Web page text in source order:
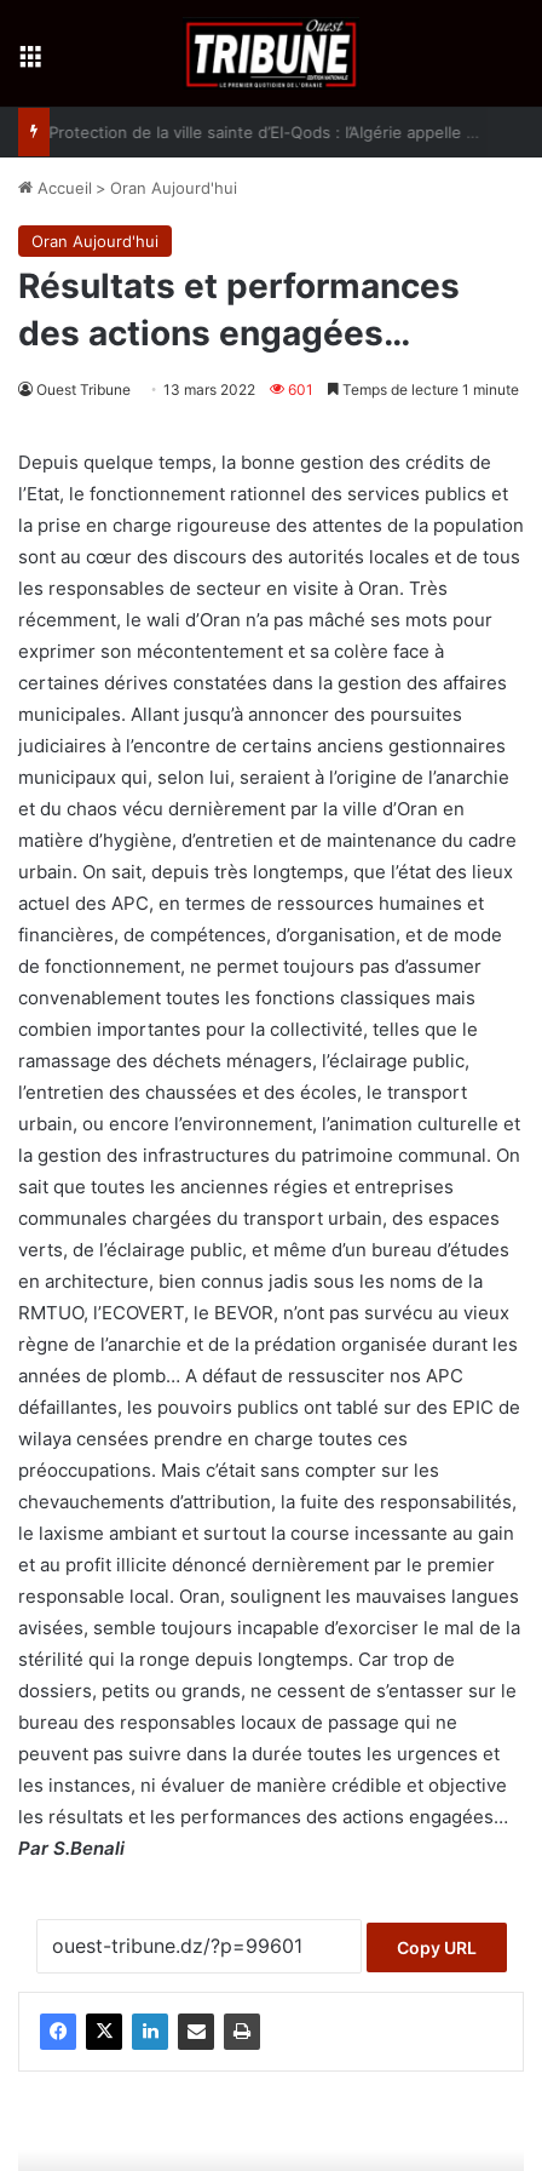
Accueil > Oran Aujourd'hui
Oran Aujourd'hui
Résultats et performances
des actions engagées…
Ouest Tribune 13 mars 2022 601 Temps de lecture 1 minute
Depuis quelque temps, la bonne gestion des crédits de
l’Etat, le fonctionnement rationnel des services publics et
la prise en charge rigoureuse des attentes de la population
sont au cœur des discours des autorités locales et de tous
les responsables de secteur en visite à Oran. Très
récemment, le wali d’Oran n’a pas mâché ses mots pour
exprimer son mécontentement et sa colère face à
certaines dérives constatées dans la gestion des affaires
municipales. Allant jusqu’à annoncer des poursuites
judiciaires à l’encontre de certains anciens gestionnaires
municipaux qui, selon lui, seraient à l’origine de l’anarchie
et du chaos vécu dernièrement par la ville d’Oran en
matière d’hygiène, d’entretien et de maintenance du cadre
urbain. On sait, depuis très longtemps, que l’état des lieux
actuel des APC, en termes de ressources humaines et
financières, de compétences, d’organisation, et de mode
de fonctionnement, ne permet toujours pas d’assumer
convenablement toutes les fonctions classiques mais
combien importantes pour la collectivité, telles que le
ramassage des déchets ménagers, l’éclairage public,
l’entretien des chaussées et des écoles, le transport
urbain, ou encore l’environnement, l’animation culturelle et
la gestion des infrastructures du patrimoine communal. On
sait que toutes les anciennes régies et entreprises
communales chargées du transport urbain, des espaces
verts, de l’éclairage public, et même d’un bureau d’études
en architecture, bien connus jadis sous les noms de la
RMTUO, l’ECOVERT, le BEVOR, n’ont pas survécu au vieux
règne de l’anarchie et de la prédation organisée durant les
années de plomb… A défaut de ressusciter nos APC
défaillantes, les pouvoirs publics ont tablé sur des EPIC de
wilaya censées prendre en charge toutes ces
préoccupations. Mais c’était sans compter sur les
chevauchements d’attribution, la fuite des responsabilités,
le laxisme ambiant et surtout la course incessante au gain
et au profit illicite dénoncé dernièrement par le premier
responsable local. Oran, soulignent les mauvaises langues
avisées, semble toujours incapable d’exorciser le mal de la
stérilité qui la ronge depuis longtemps. Car trop de
dossiers, petits ou grands, ne cessent de s’entasser sur le
bureau des responsables locaux de passage qui ne
peuvent pas suivre dans la durée toutes les urgences et
les instances, ni évaluer de manière crédible et objective
les résultats et les performances des actions engagées…
Par S.Benali
Copy URL